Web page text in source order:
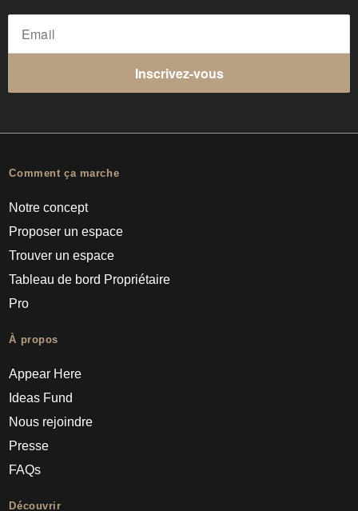
Inscrivez-vous
Comment ça marche
Notre concept
Proposer un espace
Trouver un espace
Tableau de bord Propriétaire
Pro
À propos
Appear Here
Ideas Fund
Nous rejoindre
Presse
FAQs
Découvrir